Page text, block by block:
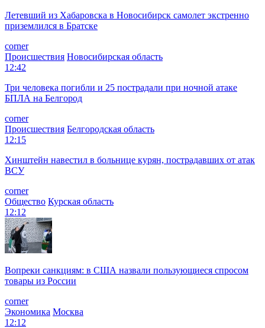
Летевший из Хабаровска в Новосибирск самолет экстренно
приземлился в Братске
corner
Происшествия Новосибирская область
12:42
Три человека погибли и 25 пострадали при ночной атаке
БПЛА на Белгород
corner
Происшествия Белгородская область
12:15
Хинштейн навестил в больнице курян, пострадавших от атак
ВСУ
corner
Общество Курская область
12:12
Вопреки санкциям: в США назвали пользующиеся спросом
товары из России
corner
Экономика Москва
12:12